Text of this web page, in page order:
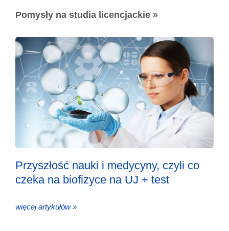
Pomysły na studia licencjackie »
Przyszłość nauki i medycyny, czyli co
czeka na biofizyce na UJ + test
więcej artykułów »